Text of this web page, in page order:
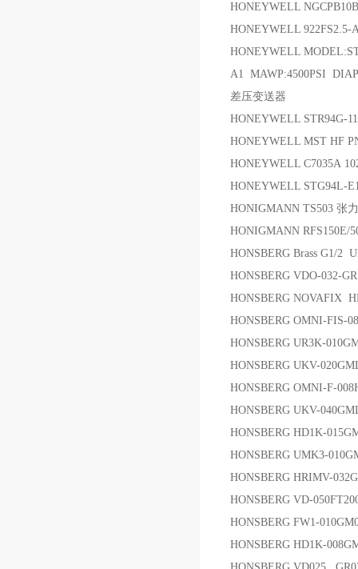
HONEYWELL
HONEYWELL 922FS2.5-
HONEYWELL
A1 MAWP:4500PSI
差压变送器
HONEYWELL STR94G-
HONEYWELL MST HF
HONEYWELL C7035A
HONEYWELL STG94L-
HONIGMANN TS503 张
HONIGMANN RFS150E/
HONSBERG Brass G1/2
HONSBERG VDO-032-
HONSBERG NOVAFIX
HONSBERG OMNI-FIS-
HONSBERG UR3K-
HONSBERG UKV-
HONSBERG OMNI-F-
HONSBERG UKV-
HONSBERG HD1K-
HONSBERG UMK3-
HONSBERG HRIMV-
HONSBERG VD-
HONSBERG FW1-
HONSBERG HD1K-